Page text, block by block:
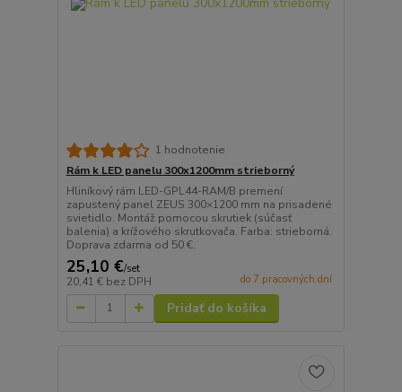
1 hodnotenie
Rám k LED panelu 300x1200mm strieborný
Hliníkový rám LED-GPL44-RAM/B premení
zapustený panel ZEUS 300×1200 mm na prisadené
svietidlo. Montáž pomocou skrutiek (súčasť
balenia) a krížového skrutkovača. Farba: strieborná.
Doprava zdarma od 50 €.
25,10 €/set
20,41 € bez DPH do 7 pracovných dní
Pridať do košíka